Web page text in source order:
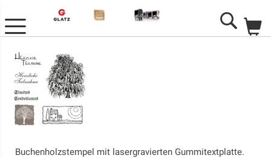
Search
Buchenholzstempel mit lasergravierten Gummitextplatte.